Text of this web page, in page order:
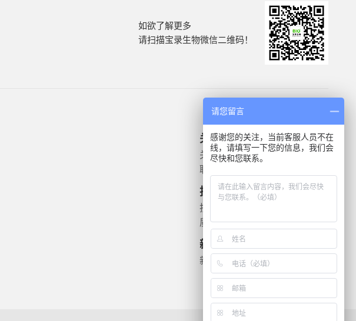
如欲了解更多
请扫描宝录生物微信二维码！
关于我们
关于我们
联系我们
技术支持
技术文档
质检报告
新闻资讯
新闻动态
产品信息
微生物质控菌株
遗传毒理
药敏检测
请您留言
感谢您的关注，当前客服人员不在
线，请填写一下您的信息，我们会
尽快和您联系。